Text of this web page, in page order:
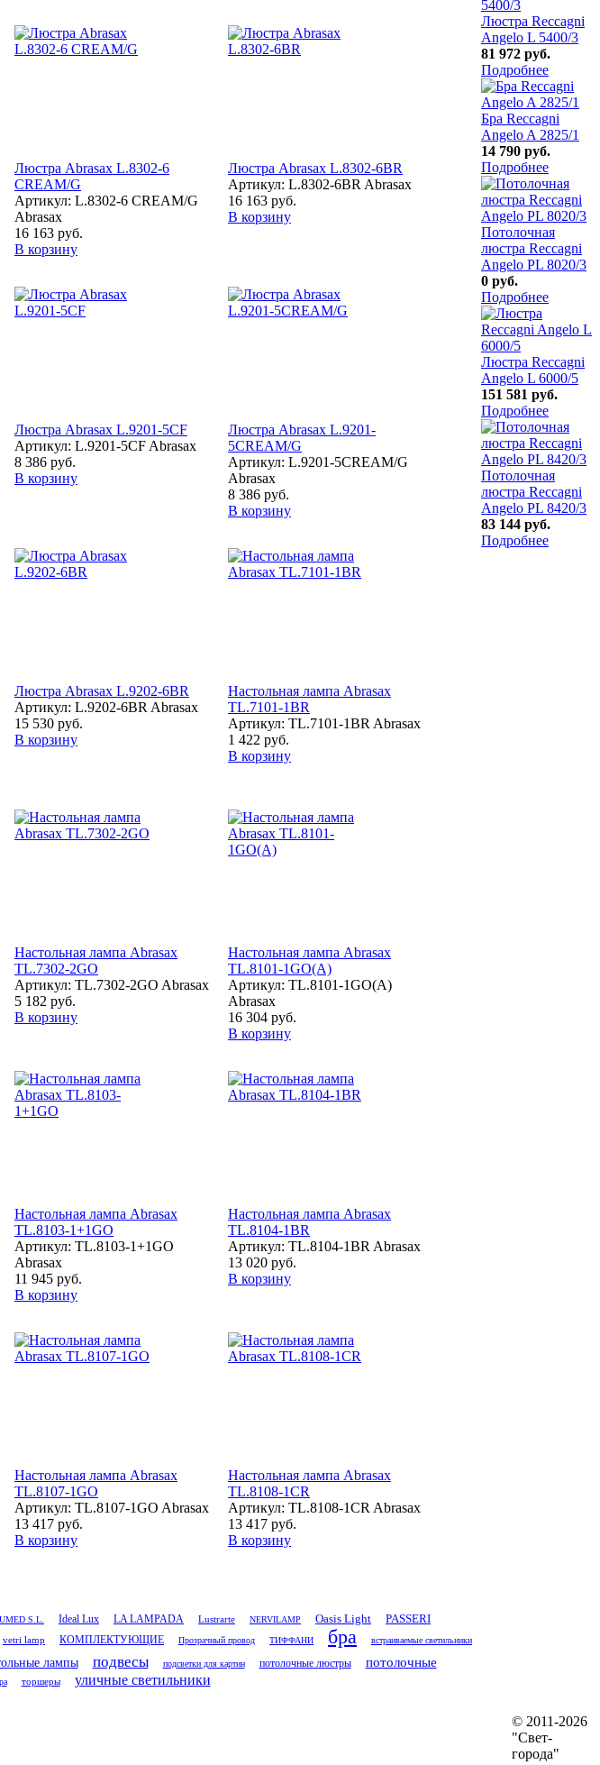
Люстра Abrasax L.8302-6
CREAM/G
Артикул: L.8302-6 CREAM/G
Abrasax
16 163 руб.
В корзину
Люстра Abrasax L.8302-6BR
Артикул: L.8302-6BR Abrasax
16 163 руб.
В корзину
Люстра Abrasax L.9201-5CF
Артикул: L.9201-5CF Abrasax
8 386 руб.
В корзину
Люстра Abrasax L.9201-
5CREAM/G
Артикул: L.9201-5CREAM/G
Abrasax
8 386 руб.
В корзину
Люстра Abrasax L.9202-6BR
Артикул: L.9202-6BR Abrasax
15 530 руб.
В корзину
Настольная лампа Abrasax
TL.7101-1BR
Артикул: TL.7101-1BR Abrasax
1 422 руб.
В корзину
Настольная лампа Abrasax
TL.7302-2GO
Артикул: TL.7302-2GO Abrasax
5 182 руб.
В корзину
Настольная лампа Abrasax
TL.8101-1GO(A)
Артикул: TL.8101-1GO(A)
Abrasax
16 304 руб.
В корзину
Настольная лампа Abrasax
TL.8103-1+1GO
Артикул: TL.8103-1+1GO
Abrasax
11 945 руб.
В корзину
Настольная лампа Abrasax
TL.8104-1BR
Артикул: TL.8104-1BR Abrasax
13 020 руб.
В корзину
Настольная лампа Abrasax
TL.8107-1GO
Артикул: TL.8107-1GO Abrasax
13 417 руб.
В корзину
Настольная лампа Abrasax
TL.8108-1CR
Артикул: TL.8108-1CR Abrasax
13 417 руб.
В корзину
S.L. Ideal Lux LA LAMPADA Lustrarte NERVILAMP Oasis Light
PASSERI
vetri lamp КОМПЛЕКТУЮЩИЕ Прозрачный провод ТИФФАНИ бра встраиваемые светильники
лампы подвесы подсветки для картин потолочные люстры
потолочные
торшеры уличные светильники
Люстра Reccagni
Angelo L 5400/3
81 972 руб.
Подробнее
Бра Reccagni
Angelo A 2825/1
14 790 руб.
Подробнее
Потолочная
люстра Reccagni
Angelo PL 8020/3
0 руб.
Подробнее
Люстра Reccagni
Angelo L 6000/5
151 581 руб.
Подробнее
Потолочная
люстра Reccagni
Angelo PL 8420/3
83 144 руб.
Подробнее
© 2011-2026
"Свет-
города"